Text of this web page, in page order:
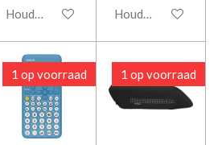
Houd mij op de hoogteHoud mij op de
1 op voorraad 1 op voorraad